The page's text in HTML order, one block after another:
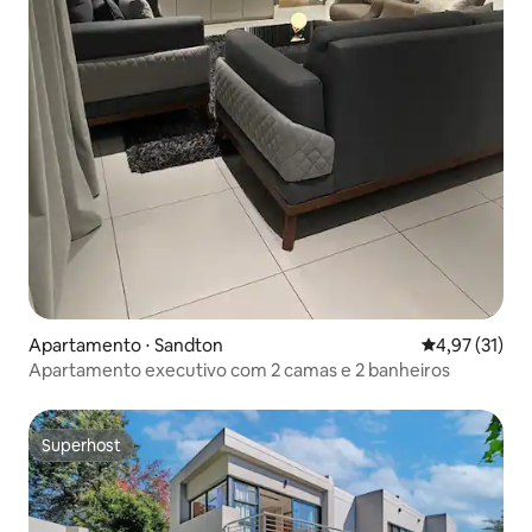
Apartamento ⋅ Sandton 4,97 de uma
4,97 (31)
Apartamento executivo com 2 camas e 2 banheiros
Superhost
Superhost